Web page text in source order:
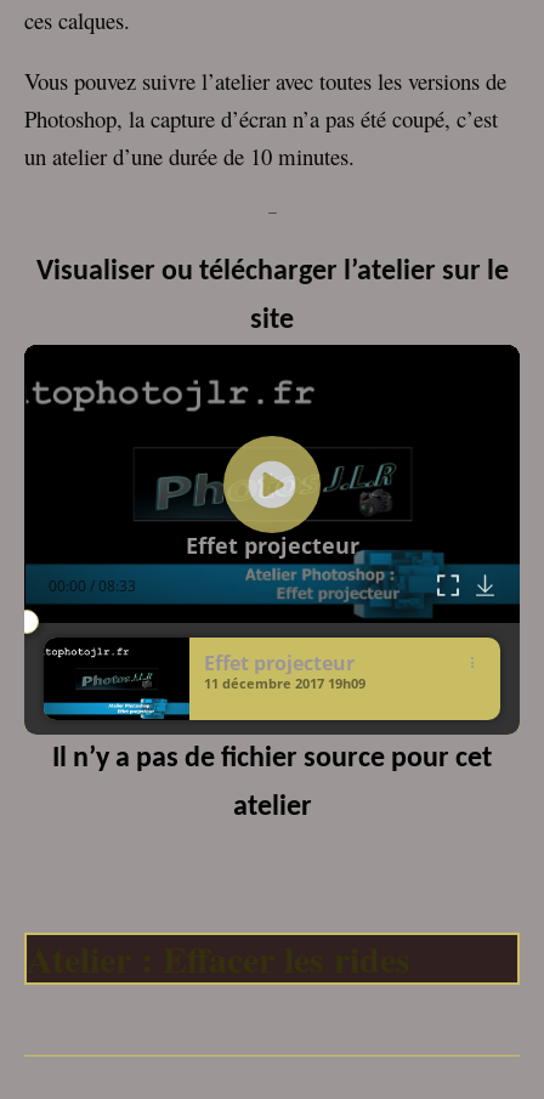
ces calques.
Vous pouvez suivre l’atelier avec toutes les versions de
Photoshop, la capture d’écran n’a pas été coupé, c’est
un atelier d’une durée de 10 minutes.
–
Visualiser ou télécharger l’atelier sur le
site
Lecteur
vidéo
Effet projecteur
00:00 /08:33
Effet projecteur
11 décembre 2017 19h09
Il n’y a pas de fichier source pour cet
atelier